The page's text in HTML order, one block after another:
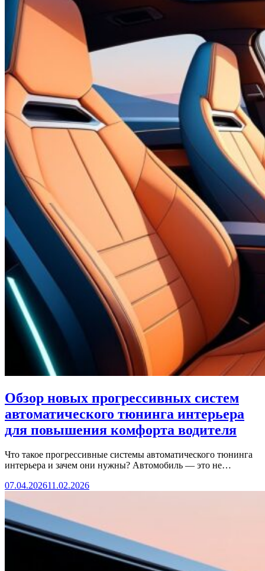
Обзор новых прогрессивных систем
автоматического тюнинга интерьера
для повышения комфорта водителя
Что такое прогрессивные системы автоматического тюнинга
интерьера и зачем они нужны? Автомобиль — это не…
07.04.202611.02.2026